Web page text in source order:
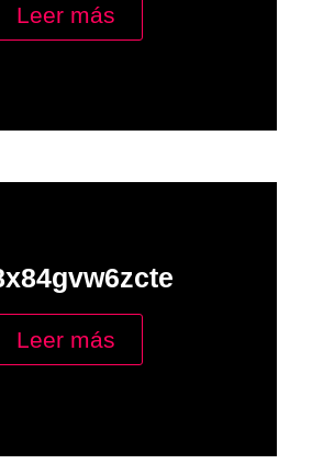
Leer más
Leer más